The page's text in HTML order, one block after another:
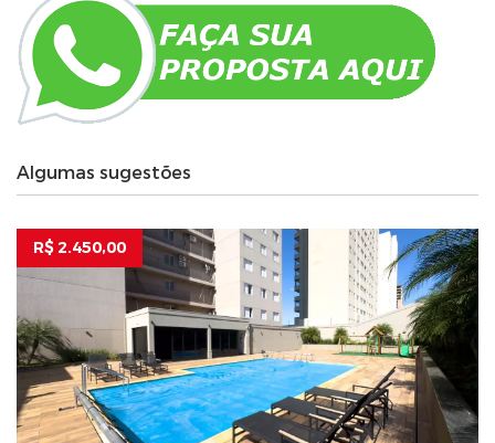
Algumas sugestões
R$ 2.450,00